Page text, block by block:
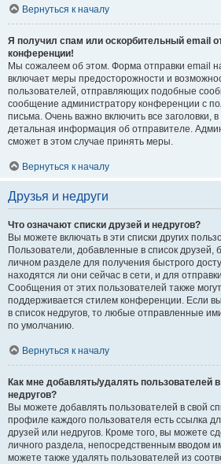
Вернуться к началу
Я получил спам или оскорбительный email
конференции!
Мы сожалеем об этом. Форма отправки email
включает меры предосторожности и
пользователей, отправляющих подобные
сообщение администратору конференции с
письма. Очень важно включить все заголовки,
детальная информация об отправителе.
сможет в этом случае принять меры.
Вернуться к началу
Друзья и недруги
Что означают списки друзей и недругов?
Вы можете включать в эти списки других
Пользователи, добавленные в список друзей,
личном разделе для получения быстрого
находятся ли они сейчас в сети, и для
Сообщения от этих пользователей также
поддерживается стилем конференции. Если
в список недругов, то любые отправленные
по умолчанию.
Вернуться к началу
Как мне добавлять/удалять пользователей
недругов?
Вы можете добавлять пользователей в свой
профиле каждого пользователя есть ссылка
друзей или недругов. Кроме того, вы можете
личного раздела, непосредственным вводом
можете также удалять пользователей из